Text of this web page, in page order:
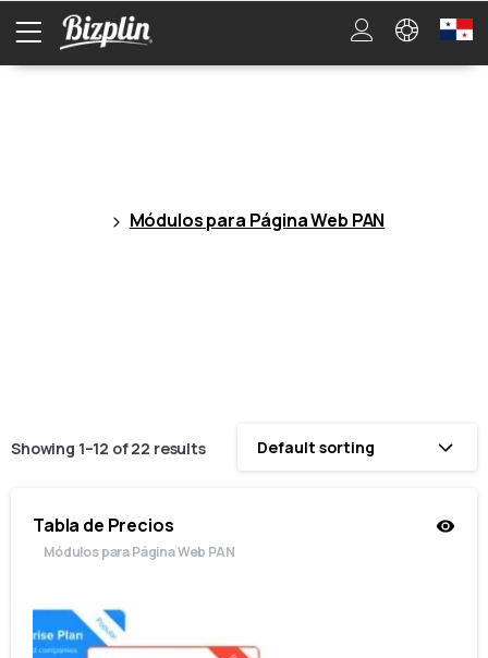
Módulos para Página Web PAN
Showing 1–12 of 22 results Default sorting
Tabla de Precios
Módulos para Página Web PAN